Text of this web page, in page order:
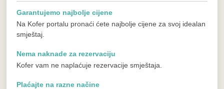
Garantujemo najbolje cijene
Na Kofer portalu pronaći ćete najbolje cijene za svoj idealan
smještaj.
Nema naknade za rezervaciju
Kofer vam ne naplaćuje rezervacije smještaja.
Plaćajte na razne načine